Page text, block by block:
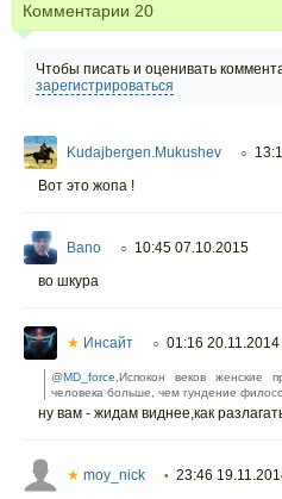
Комментарии 20
Чтобы писать и оценивать
зарегистрироваться
Kudajbergen.Mukushev ○
Вот это жопа !
Bano ○ 10:45 07.10.2015
во шкура
★ Инсайт ○ 01:16 20.11.2014
@MD_force,Испокон веков женские
человека больше, чем гундение
ну вам - жидам виднее,как
★ moy_nick • 23:46